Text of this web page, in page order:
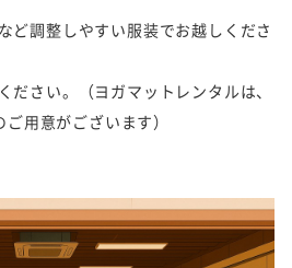
ど調整しやすい服装でお越しくださ
さい。（ヨガマットレンタルは、
用意がございます）